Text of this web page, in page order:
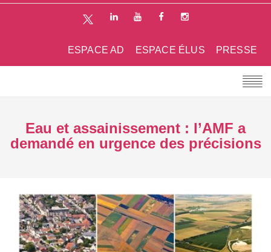
PRESSE
ESPACE ÉLUS
ESPACE AD
Eau et assainissement : l’AMF a
demandé en urgence des précisions